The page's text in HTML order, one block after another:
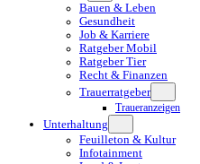
Bauen & Leben
Gesundheit
Job & Karriere
Ratgeber Mobil
Ratgeber Tier
Recht & Finanzen
Trauerratgeber
Traueranzeigen
Unterhaltung
Feuilleton & Kultur
Infotainment